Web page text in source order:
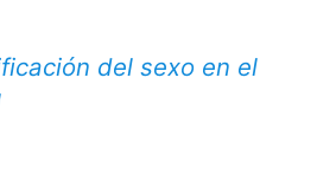
del sexo en el